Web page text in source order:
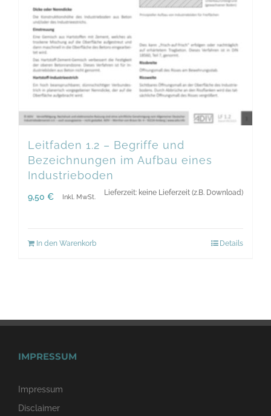
Leitfaden 1.2 – Begriffe und
Bezeichnungen im Aufbau eines
Industrieboden
9,50 € Inkl. MwSt. Lieferzeit: keine Lieferzeit (z.B. Download)
In den Warenkorb Details
IMPRESSUM
Impressum
Disclaimer